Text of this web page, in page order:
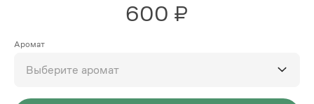
600 ₽
Аромат
Выберите аромат